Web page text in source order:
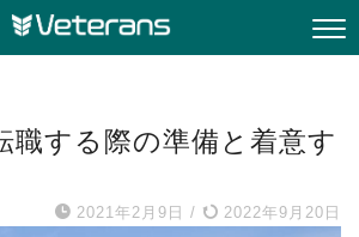
職する際の準備と着意す
2021年2月9日 / 2022年9月20日